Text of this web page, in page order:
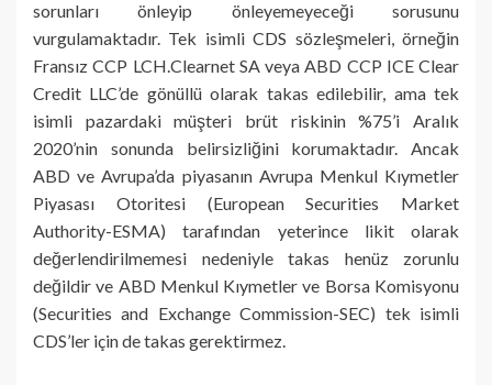
sorunları önleyip önleyemeyeceği sorusunu
vurgulamaktadır. Tek isimli CDS sözleşmeleri, örneğin
Fransız CCP LCH.Clearnet SA veya ABD CCP ICE Clear
Credit LLC’de gönüllü olarak takas edilebilir, ama tek
isimli pazardaki müşteri brüt riskinin %75’i Aralık
2020’nin sonunda belirsizliğini korumaktadır. Ancak
ABD ve Avrupa’da piyasanın Avrupa Menkul Kıymetler
Piyasası Otoritesi (European Securities Market
Authority-ESMA) tarafından yeterince likit olarak
değerlendirilmemesi nedeniyle takas henüz zorunlu
değildir ve ABD Menkul Kıymetler ve Borsa Komisyonu
(Securities and Exchange Commission-SEC) tek isimli
CDS’ler için de takas gerektirmez.